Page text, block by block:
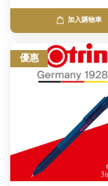
加入購物車
優惠